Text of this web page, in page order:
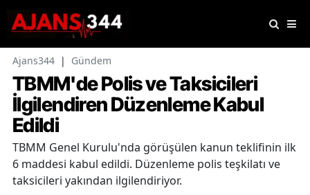
Ajans344 | Gündem
TBMM'de Polis ve Taksicileri
İlgilendiren Düzenleme Kabul
Edildi
TBMM Genel Kurulu'nda görüşülen kanun teklifinin ilk
6 maddesi kabul edildi. Düzenleme polis teşkilatı ve
taksicileri yakından ilgilendiriyor.